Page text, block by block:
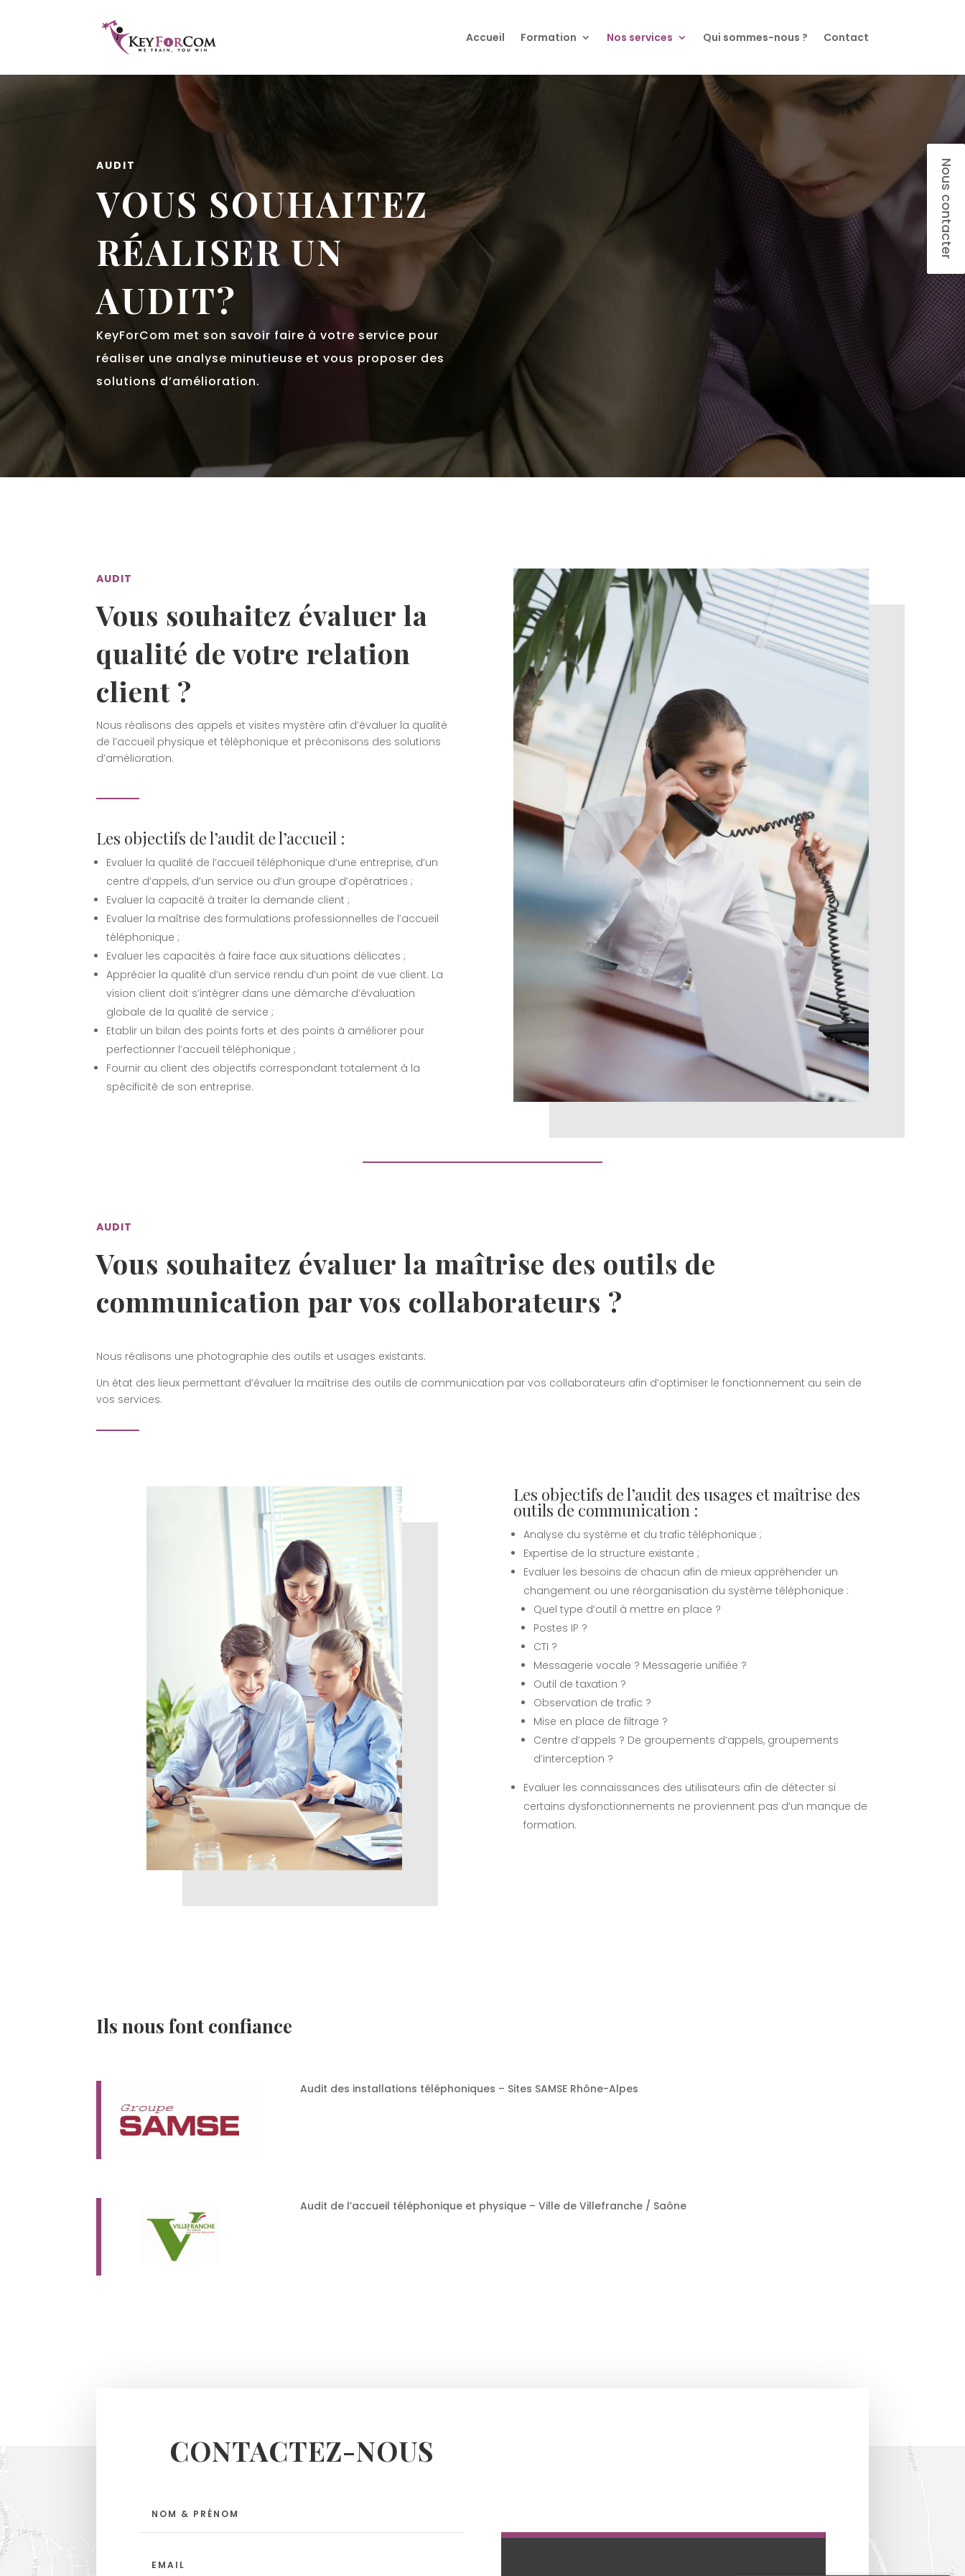
Accueil Formation Nos services Qui sommes-nous ? Contact
AUDIT
VOUS SOUHAITEZ
RÉALISER UN
AUDIT?
KeyForCom met son savoir faire à votre service pour
réaliser une analyse minutieuse et vous proposer des
solutions d’amélioration.
AUDIT
Vous souhaitez évaluer la
qualité de votre relation
client ?
Nous réalisons des appels et visites mystère afin d’évaluer la qualité
de l’accueil physique et téléphonique et préconisons des solutions
d’amélioration.
Les objectifs de l’audit de l’accueil :
Evaluer la qualité de l’accueil téléphonique d’une entreprise, d’un
centre d’appels, d’un service ou d’un groupe d’opératrices ;
Evaluer la capacité à traiter la demande client ;
Evaluer la maîtrise des formulations professionnelles de l’accueil
téléphonique ;
Evaluer les capacités à faire face aux situations délicates ;
Apprécier la qualité d’un service rendu d’un point de vue client. La
vision client doit s’intégrer dans une démarche d’évaluation
globale de la qualité de service ;
Etablir un bilan des points forts et des points à améliorer pour
perfectionner l’accueil téléphonique ;
Fournir au client des objectifs correspondant totalement à la
spécificité de son entreprise.
AUDIT
Vous souhaitez évaluer la maîtrise des outils de
communication par vos collaborateurs ?
Nous réalisons une photographie des outils et usages existants.
Un état des lieux permettant d’évaluer la maîtrise des outils de communication par vos collaborateurs afin d’optimiser le fonctionnement au sein de
vos services.
Les objectifs de l’audit des usages et maîtrise des
outils de communication :
Analyse du système et du trafic téléphonique ;
Expertise de la structure existante ;
Evaluer les besoins de chacun afin de mieux appréhender un
changement ou une réorganisation du système téléphonique :
Quel type d’outil à mettre en place ?
Postes IP ?
CTI ?
Messagerie vocale ? Messagerie unifiée ?
Outil de taxation ?
Observation de trafic ?
Mise en place de filtrage ?
Centre d’appels ? De groupements d’appels, groupements
d’interception ?
Evaluer les connaissances des utilisateurs afin de détecter si
certains dysfonctionnements ne proviennent pas d’un manque de
formation.
Ils nous font confiance
Audit des installations téléphoniques – Sites SAMSE Rhône-Alpes
Audit de l’accueil téléphonique et physique – Ville de Villefranche / Saône
CONTACTEZ-NOUS
Nous contacter